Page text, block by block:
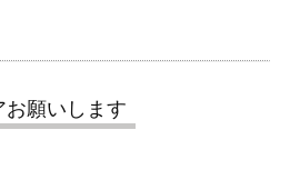
お願いします